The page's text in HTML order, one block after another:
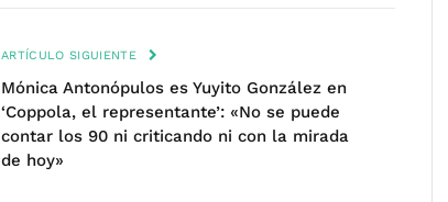
ARTÍCULO SIGUIENTE
Mónica Antonópulos es Yuyito González en
‘Coppola, el representante’: «No se puede
contar los 90 ni criticando ni con la mirada
de hoy»